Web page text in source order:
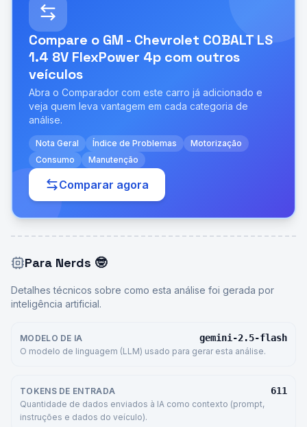
Compare o GM - Chevrolet COBALT LS
1.4 8V FlexPower 4p com outros
veículos
Abra o Comparador com este carro já adicionado e
veja quem leva vantagem em cada categoria de
análise.
Nota Geral Índice de Problemas
Motorização
Consumo
Manutenção
Comparar agora
Para Nerds 🤓
Detalhes técnicos sobre como esta análise foi gerada por
inteligência artificial.
MODELO DE IA gemini-2.5-flash
O modelo de linguagem (LLM) usado para gerar esta análise.
TOKENS DE ENTRADA 611
Quantidade de dados enviados à IA como contexto (prompt,
instruções e dados do veículo).